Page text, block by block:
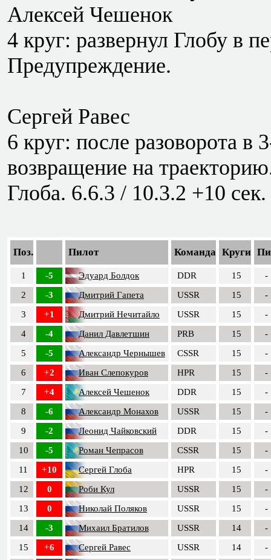
Алексей Чешенок
4 круг: развернул Глобу в
Предупреждение.
Сергей Равес
6 круг: после разоворота в
возвращение на
Глоба. 6.6.3 / 10.3.2 +10 сек.
Поз. Пилот Команда Круги
1 -5 Эдуард Болдок DDR 15
-
2
-3 Дмитрий Гапета USSR 15
-
3
+1 Дмитрий Нечитайло USSR 15
-
4
-4 Данил Давлетшин PRB 15
-
5
-5 Александр Чернышев CSSR 15
-
6
+2 Иван Слепокуров HPR 15
-
7
+4 Алексей Чешенок DDR 15
-
8
-6 Александр Монахов USSR 15
-
9
-2 Леонид Чайковский DDR 15
-
10
-5 Роман Чепрасов CSSR 15
-
11
+10 Сергей Глоба HPR 15
-
12
0 Роби Кул USSR 15
-
13
0 Николай Поляков USSR 15
-
14
-3 Михаил Братилов USSR 14
-
15
+6 Сергей Равес USSR 14
-